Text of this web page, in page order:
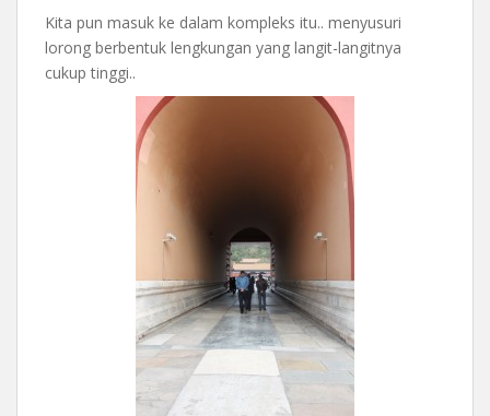
Kita pun masuk ke dalam kompleks itu.. menyusuri
lorong berbentuk lengkungan yang langit-langitnya
cukup tinggi..